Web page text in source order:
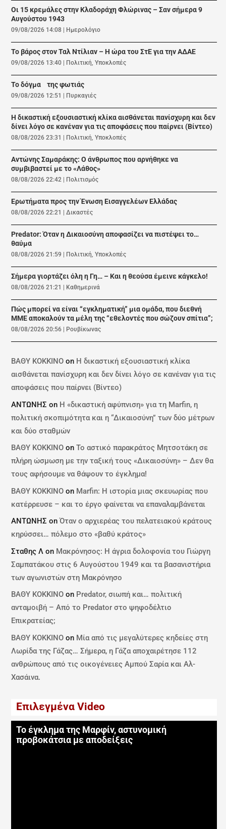
Οι 15 κρεμάλες στην Κλαδοράχη Φλώρινας – Σαν σήμερα 9
Αυγούστου 1943
09/08/2026 14:08 Ημερολόγιο
Το βάρος στον Ταλ Ντίλιαν – Η ώρα του ΣτΕ για την ΑΔΑΕ
09/08/2026 13:40 Πολιτική,Υποκλοπές
Το δόγμα της φωτιάς
09/08/2026 12:51 Πυρκαγιές
Η δικαστική εξουσιαστική κλίκα αισθάνεται πανίσχυρη και δεν
δίνει λόγο σε κανέναν για τις αποφάσεις που παίρνει (Βίντεο)
08/08/2026 23:31 Πολιτική,Υποκλοπές
Αντώνης Σαμαράκης: Ο άνθρωπος που αρνήθηκε να
συμβιβαστεί με το «Λάθος»
08/08/2026 22:42 Πολιτισμός
Ερωτήματα προς την Ένωση Εισαγγελέων Ελλάδας
08/08/2026 22:21 |Δικαστές
Predator: Όταν η Δικαιοσύνη αποφασίζει να πιστέψει το…
θαύμα
08/08/2026 21:59 Πολιτική,Υποκλοπές
Σήμερα γιορτάζει όλη η Γη… – Και η θεούσα έμεινε κάγκελο!
08/08/2026 21:21 Καθημερινά
Πώς μπορεί να είναι “εγκληματική” μια ομάδα, που διεθνή
ΜΜΕ αποκαλούν τα μέλη της “εθελοντές που σώζουν σπίτια”;
08/08/2026 20:56 Ρουβίκωνας
ΒΑΘΥ ΚΟΚΚΙΝΟ on Η δικαστική εξουσιαστική κλίκα
αισθάνεται πανίσχυρη και δεν δίνει λόγο σε κανέναν για τις
αποφάσεις που παίρνει (Βίντεο)
ΑΝΤΩΝΗΣ on Η «δικαστική αφύπνιση» για τη Marfin, η
πολιτική σκοπιμότητα και η “Δικαιοσύνη” των δύο μέτρων
και δύο σταθμών
ΒΑΘΥ ΚΟΚΚΙΝΟ onΤο αστικό παρακράτος Μητσοτάκη σε
πλήρη ώσμωση με την ταξική τους «Δικαιοσύνη» – Δεν θα
τους αφήσουμε να θάψουν το έγκλημα!
ΒΑΘΥ ΚΟΚΚΙΝΟ on Marfin: Η ιστορία μιας σκευωρίας που
κατέρρευσε – και το έργο φαίνεται να επαναλαμβάνεται
ΑΝΤΩΝΗΣ onΌταν ο αρχιερέας του πελατειακού κράτους
κηρύσσει… πόλεμο στο «βαθύ κράτος»
Σταθης Λ on Μακρόνησος: Η άγρια δολοφονία του Γιώργη
Σαμπατάκου στις 6 Αυγούστου 1949 και τα βασανιστήρια
των αγωνιστών στη Μακρόνησο
ΒΑΘΥ ΚΟΚΚΙΝΟ on Predator, σιωπή και… πολιτική
ανταμοιβή – Από το Predator στο ψηφοδέλτιο
Επικρατείας;
ΒΑΘΥ ΚΟΚΚΙΝΟ on Μία από τις μεγαλύτερες κηδείες στη
Λωρίδα της Γάζας… Σήμερα, η Γάζα αποχαιρέτησε 112
ανθρώπους από τις οικογένειες Αμπού Σαρία και Αλ-
Χασάινα.
Επιλεγμένα Video
Το έγκλημα της Μαρφίν, αστυνομική
προβοκάτσια με αποδείξεις